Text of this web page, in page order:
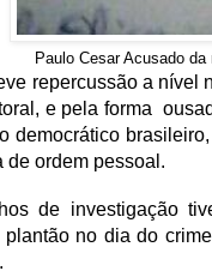
Paulo Cesar Acusado
repercussão a nível
e pela forma
democrático
de ordem pessoal.
de investigação
plantão no dia do